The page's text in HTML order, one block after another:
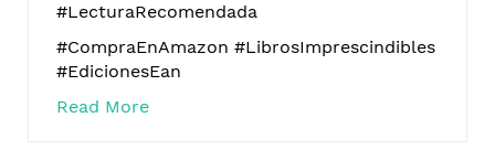
#LecturaRecomendada
#CompraEnAmazon #LibrosImprescindibles
#EdicionesEan
Read More